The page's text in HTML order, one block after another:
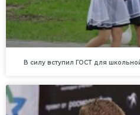
В силу вступил ГОСТ для